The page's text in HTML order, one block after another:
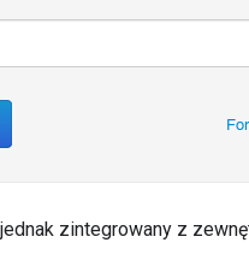
zintegrowany z